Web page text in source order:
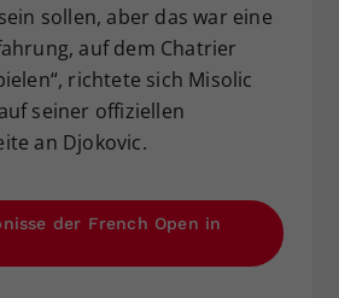
sollen, aber das war eine
auf dem Chatrier
richtete sich Misolic
seiner offiziellen
an Djokovic.
der French Open in